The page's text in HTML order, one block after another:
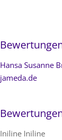
Hansa Susanne
jameda.de
Iniline Iniline